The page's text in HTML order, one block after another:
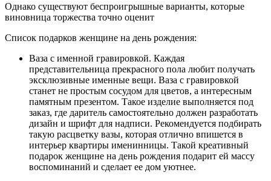
Однако существуют беспроигрышные варианты, которые
виновница торжества точно оценит
Список подарков женщине на день рождения:
Ваза с именной гравировкой. Каждая
представительница прекрасного пола любит получать
эксклюзивные именные вещи. Ваза с гравировкой
станет не простым сосудом для цветов, а интересным
памятным презентом. Такое изделие выполняется под
заказ, где даритель самостоятельно должен разработать
дизайн и шрифт для надписи. Рекомендуется подбирать
такую расцветку вазы, которая отлично впишется в
интерьер квартиры именинницы. Такой креативный
подарок женщине на день рождения подарит ей массу
воспоминаний и сделает ее дом уютнее.